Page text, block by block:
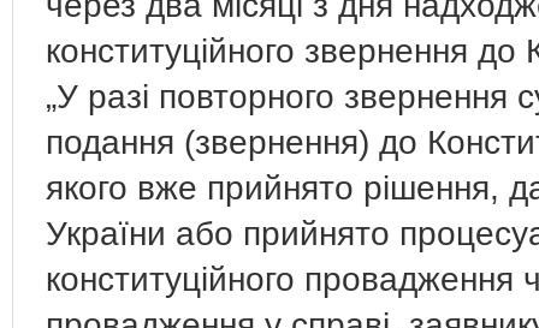
конституційного звернення до
„У разі повторного звернення
подання (звернення) до
якого вже прийнято рішення,
України або прийнято
конституційного провадження